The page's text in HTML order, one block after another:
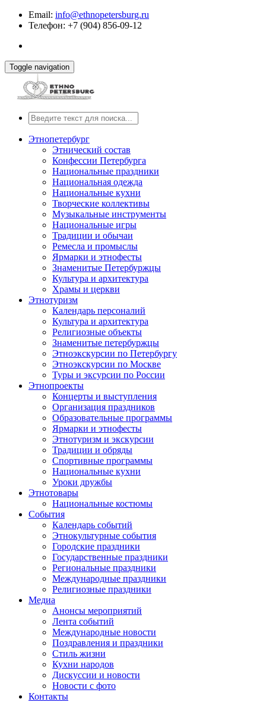
Email: info@ethnopetersburg.ru
Телефон: +7 (904) 856-09-12
Toggle navigation
Этнопетербург
Этнический состав
Конфессии Петербурга
Национальные праздники
Национальная одежда
Национальные кухни
Творческие коллективы
Музыкальные инструменты
Национальные игры
Традиции и обычаи
Ремесла и промыслы
Ярмарки и этнофесты
Знаменитые Петербуржцы
Культура и архитектура
Храмы и церкви
Этнотуризм
Календарь персоналий
Культура и архитектура
Религиозные объекты
Знаменитые петербуржцы
Этноэкскурсии по Петербургу
Этноэкскурсии по Москве
Туры и эксурсии по России
Этнопроекты
Концерты и выступления
Организация праздников
Образовательные программы
Ярмарки и этнофесты
Этнотуризм и экскурсии
Традиции и обряды
Спортивные программы
Национальные кухни
Уроки дружбы
Этнотовары
Национальные костюмы
События
Календарь событий
Этнокультурные события
Городские праздники
Государственные праздники
Региональные праздники
Международные праздники
Религиозные праздники
Медиа
Анонсы мероприятий
Лента событий
Международные новости
Поздравления и праздники
Cтиль жизни
Кухни народов
Дискуссии и новости
Новости с фото
Контакты